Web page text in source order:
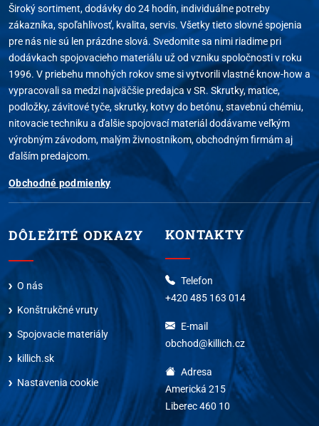
Široký sortiment, dodávky do 24 hodín, individuálne potreby
zákazníka, spoľahlivosť, kvalita, servis. Všetky tieto slovné spojenia
pre nás nie sú len prázdne slová. Svedomite sa nimi riadime pri
dodávkach spojovacieho materiálu už od vzniku spoločnosti v roku
1996. V priebehu mnohých rokov sme si vytvorili vlastné know-how a
vypracovali sa medzi najväčšie predajca v SR. Skrutky, matice,
podložky, závitové tyče, skrutky, kotvy do betónu, stavebnú chémiu,
nitovacie techniku a ďalšie spojovací materiál dodávame veľkým
výrobným závodom, malým živnostníkom, obchodným firmám aj
ďalším predajcom.
Obchodné podmienky
DÔLEŽITÉ ODKAZY
O nás
Konštrukčné vruty
Spojovacie materiály
killich.sk
Nastavenia cookie
KONTAKTY
Telefon
+420 485 163 014
E-mail
obchod@killich.cz
Adresa
Americká 215
Liberec 460 10